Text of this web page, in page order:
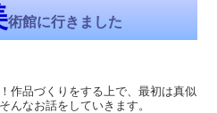
術館に行きました
作品づくりをする上で、最初は真似
んなお話をしていきます。